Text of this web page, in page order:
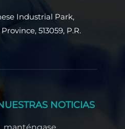
Industrial Park,
513059, P.R.
NOTICIAS